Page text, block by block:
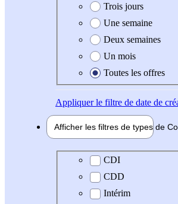
Trois jours
Une semaine
Deux semaines
Un mois
Toutes les offres
Appliquerle filtre de date de
Afficher les filtres de types de
Type de contrat
CDI
CDD
Intérim